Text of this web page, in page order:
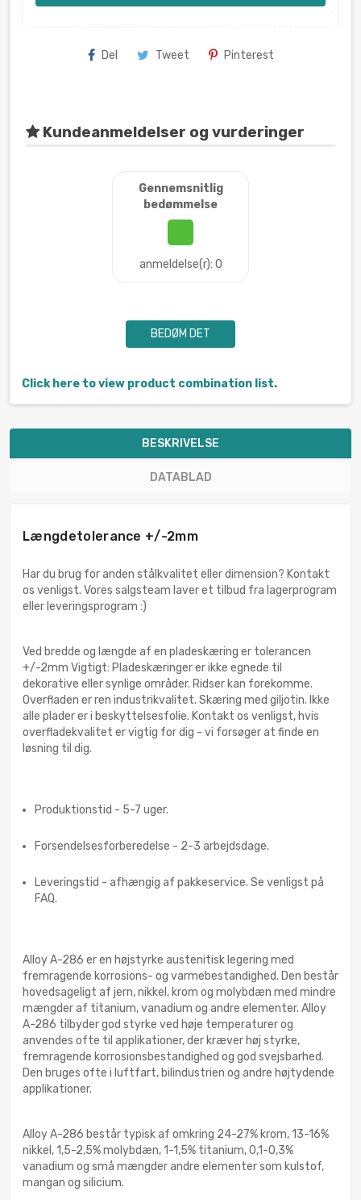
Del Tweet Pinterest
Kundeanmeldelser og vurderinger
Gennemsnitlig
bedømmelse
anmeldelse(r): 0
BEDØM DET
Click here to view product combination list.
BESKRIVELSE
DATABLAD
Længdetolerance +/-2mm
Har du brug for anden stålkvalitet eller dimension? Kontakt
os venligst. Vores salgsteam laver et tilbud fra lagerprogram
eller leveringsprogram :)
Ved bredde og længde af en pladeskæring er tolerancen
+/-2mm Vigtigt: Pladeskæringer er ikke egnede til
dekorative eller synlige områder. Ridser kan forekomme.
Overfladen er ren industrikvalitet. Skæring med giljotin. Ikke
alle plader er i beskyttelsesfolie. Kontakt os venligst, hvis
overfladekvalitet er vigtig for dig - vi forsøger at finde en
løsning til dig.
Produktionstid - 5-7 uger.
Forsendelsesforberedelse - 2-3 arbejdsdage.
Leveringstid - afhængig af pakkeservice. Se venligst på
FAQ.
Alloy A-286 er en højstyrke austenitisk legering med
fremragende korrosions- og varmebestandighed. Den består
hovedsageligt af jern, nikkel, krom og molybdæn med mindre
mængder af titanium, vanadium og andre elementer. Alloy
A-286 tilbyder god styrke ved høje temperaturer og
anvendes ofte til applikationer, der kræver høj styrke,
fremragende korrosionsbestandighed og god svejsbarhed.
Den bruges ofte i luftfart, bilindustrien og andre højtydende
applikationer.
Alloy A-286 består typisk af omkring 24-27% krom, 13-16%
nikkel, 1,5-2,5% molybdæn, 1-1,5% titanium, 0,1-0,3%
vanadium og små mængder andre elementer som kulstof,
mangan og silicium.